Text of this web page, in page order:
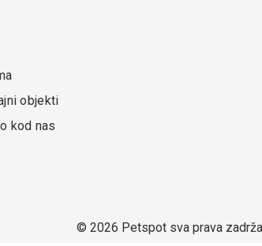
objekti
kod nas
© 2026 Petspot sva prava